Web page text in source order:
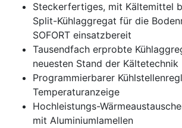
Steckerfertiges, mit Kältemittel
Split-Kühlaggregat für die
SOFORT einsatzbereit
Tausendfach erprobte
neuesten Stand der Kältetechnik
Programmierbarer
Temperaturanzeige
Hochleistungs-
mit Aluminiumlamellen